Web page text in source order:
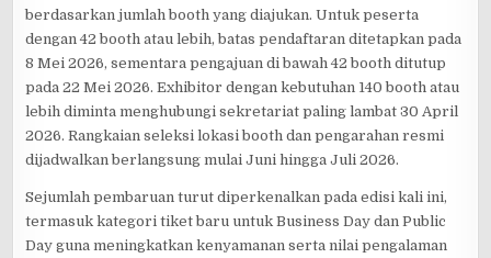
berdasarkan jumlah booth yang diajukan. Untuk peserta
dengan 42 booth atau lebih, batas pendaftaran ditetapkan pada
8 Mei 2026, sementara pengajuan di bawah 42 booth ditutup
pada 22 Mei 2026. Exhibitor dengan kebutuhan 140 booth atau
lebih diminta menghubungi sekretariat paling lambat 30 April
2026. Rangkaian seleksi lokasi booth dan pengarahan resmi
dijadwalkan berlangsung mulai Juni hingga Juli 2026.
Sejumlah pembaruan turut diperkenalkan pada edisi kali ini,
termasuk kategori tiket baru untuk Business Day dan Public
Day guna meningkatkan kenyamanan serta nilai pengalaman